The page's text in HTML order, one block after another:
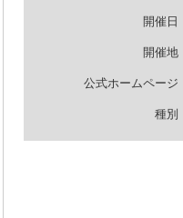
開催日
開催地
公式ホームページ
種別